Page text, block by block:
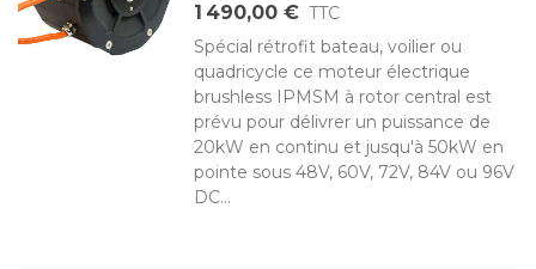
1 490,00 € TTC
Spécial rétrofit bateau, voilier ou
quadricycle ce moteur électrique
brushless IPMSM à rotor central est
prévu pour délivrer un puissance de
20kW en continu et jusqu'à 50kW en
pointe sous 48V, 60V, 72V, 84V ou 96V
DC...